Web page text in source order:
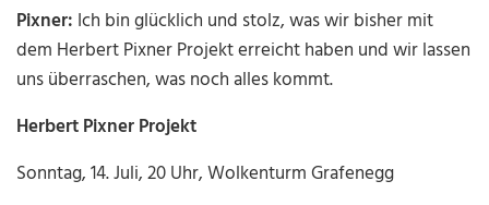
Pixner: Ich bin glücklich und stolz, was wir bisher mit
dem Herbert Pixner Projekt erreicht haben und wir lassen
uns überraschen, was noch alles kommt.
Herbert Pixner Projekt
Sonntag, 14. Juli, 20 Uhr, Wolkenturm Grafenegg